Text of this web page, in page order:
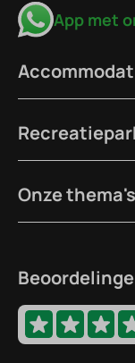
App met
Onze thema's